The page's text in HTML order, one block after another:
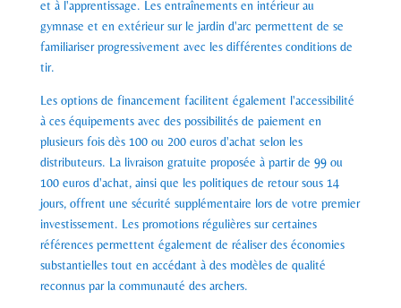
et à l'apprentissage. Les entraînements en intérieur au
gymnase et en extérieur sur le jardin d'arc permettent de se
familiariser progressivement avec les différentes conditions de
tir.
Les options de financement facilitent également l'accessibilité
à ces équipements avec des possibilités de paiement en
plusieurs fois dès 100 ou 200 euros d'achat selon les
distributeurs. La livraison gratuite proposée à partir de 99 ou
100 euros d'achat, ainsi que les politiques de retour sous 14
jours, offrent une sécurité supplémentaire lors de votre premier
investissement. Les promotions régulières sur certaines
références permettent également de réaliser des économies
substantielles tout en accédant à des modèles de qualité
reconnus par la communauté des archers.